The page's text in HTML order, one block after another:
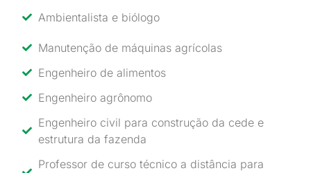
Ambientalista e biólogo
Manutenção de máquinas agrícolas
Engenheiro de alimentos
Engenheiro agrônomo
Engenheiro civil para construção da cede e
estrutura da fazenda
Professor de curso técnico a distância para